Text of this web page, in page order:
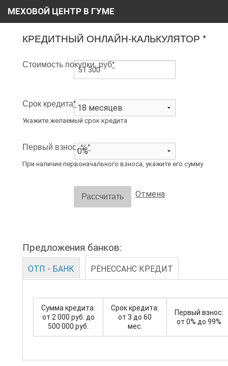
МЕХОВОЙ ЦЕНТР В ГУМЕ
ГЛАВНАЯ
КРЕДИТНЫЙ ОНЛАЙН-КАЛЬКУЛЯТОР *
Стоимость покупки, руб*
Срок кредита*
Укажите желаемый срок кредита
Первый взнос, %*
При наличие первоначального взноса, укажите его сумму
Рассчитать Отмена
Предложения банков:
ОТП - БАНК РЕНЕССАНС КРЕДИТ
Сумма кредита:
от 2 000 руб. до
500 000 руб.
Срок кредита:
от 3 до 60
мес.
Первый взнос:
от 0% до 99%